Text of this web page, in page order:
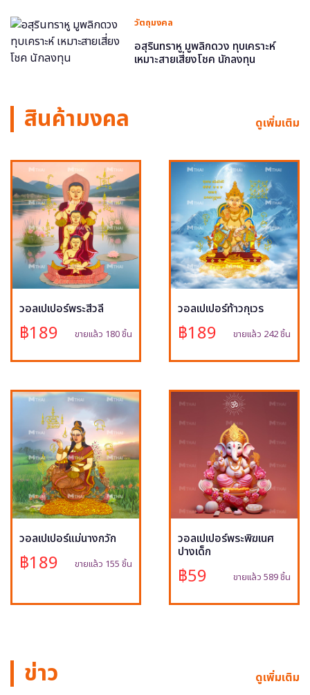
วัตถุมงคล
อสุรินทราหู มูพลิกดวง ทุบเคราะห์
เหมาะสายเสี่ยงโชค นักลงทุน
สินค้ามงคล ดูเพิ่มเติม
วอลเปเปอร์พระสีวลี
฿189 ขายแล้ว 180 ชิ้น
วอลเปเปอร์ท้าวกุเวร
฿189 ขายแล้ว 242 ชิ้น
วอลเปเปอร์แม่นางกวัก
฿189 ขายแล้ว 155 ชิ้น
วอลเปเปอร์พระพิฆเนศ
ปางเด็ก
฿59 ขายแล้ว 589 ชิ้น
ข่าว ดูเพิ่มเติม